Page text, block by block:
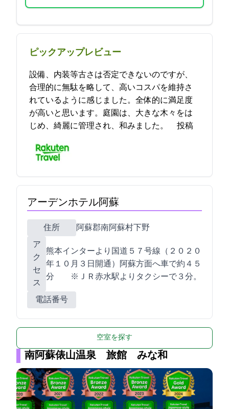
ピックアップレビュー
設備、内装等古さは否定できないのですが、
合理的に無駄を略して、高いコスパを維持さ
れているように感じました。全体的に満足度
が高いと思います。庭園は、大きな木々をは
じめ、綺麗に管理され、和みました。 2023-05-07 20:57:19投稿
アーデンホテル阿蘇
住所
阿蘇郡南阿蘇村下野147-10
ア
ク
セ
ス
熊本インターより国道５７号線（２０２０
年１０月３日開通）阿蘇方面へ車で約４５
分 ※ＪＲ赤水駅よりタクシーで３分。
電話番号
空室を探す
南阿蘇俵山温泉 旅館 みな和